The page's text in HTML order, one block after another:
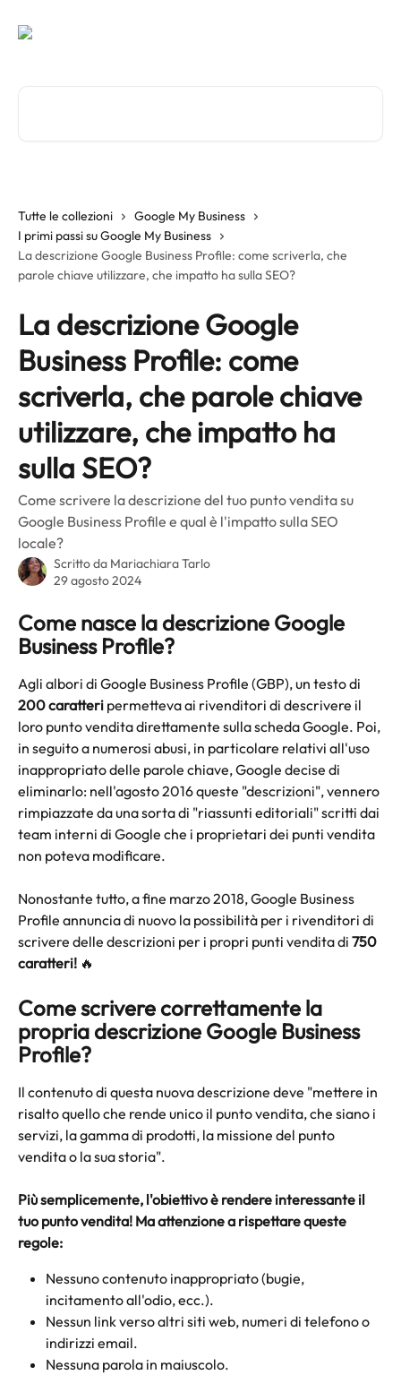
Tutte le collezioni
Google My Business
I primi passi su Google My Business
La descrizione Google Business Profile: come scriverla, che
parole chiave utilizzare, che impatto ha sulla SEO?
La descrizione Google
Business Profile: come
scriverla, che parole chiave
utilizzare, che impatto ha
sulla SEO?
Come scrivere la descrizione del tuo punto vendita su
Google Business Profile e qual è l'impatto sulla SEO
locale?
Scritto da Mariachiara Tarlo
29 agosto 2024
Come nasce la descrizione Google
Business Profile?
Agli albori di Google Business Profile (GBP), un testo di
200 caratteri permetteva ai rivenditori di descrivere il
loro punto vendita direttamente sulla scheda Google. Poi,
in seguito a numerosi abusi, in particolare relativi all'uso
inappropriato delle parole chiave, Google decise di
eliminarlo: nell'agosto 2016 queste "descrizioni", vennero
rimpiazzate da una sorta di "riassunti editoriali" scritti dai
team interni di Google che i proprietari dei punti vendita
non poteva modificare.
Nonostante tutto, a fine marzo 2018, Google Business
Profile annuncia di nuovo la possibilità per i rivenditori di
scrivere delle descrizioni per i propri punti vendita di 750
caratteri! 🔥
Come scrivere correttamente la
propria descrizione Google Business
Profile?
Il contenuto di questa nuova descrizione deve "mettere in
risalto quello che rende unico il punto vendita, che siano i
servizi, la gamma di prodotti, la missione del punto
vendita o la sua storia".
Più semplicemente, l'obiettivo è rendere interessante il
tuo punto vendita! Ma attenzione a rispettare queste
regole:
Nessuno contenuto inappropriato (bugie,
incitamento all'odio, ecc.).
Nessun link verso altri siti web, numeri di telefono o
indirizzi email.
Nessuna parola in maiuscolo.